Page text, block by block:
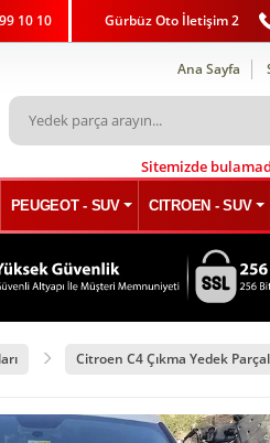
10 10 Gürbüz Oto İletişim 2
Ana Sayfa
Sitemizde
PEUGEOT - SUV CITROEN - SUV
Citroen C4 Çıkma Yedek